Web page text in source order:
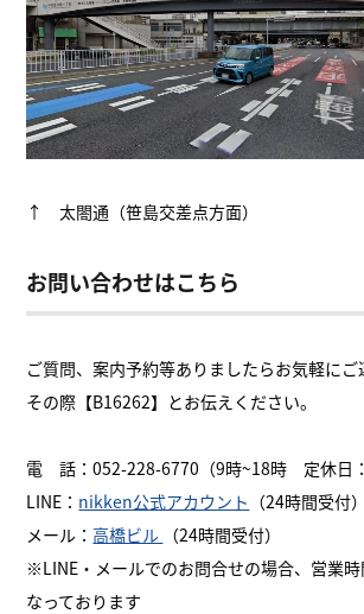
↑ 太閤通（笹島交差点方面）
お問い合わせはこちら
ご質問、案内予約等ありましたらお気軽にご
その際【B16262】とお伝えください。
電 話：052-228-6770（9時~18時 定休日：
LINE： nikken公式アカウント （24時間受付）
メール： 高橋ビル （24時間受付）
※LINE・メールでのお問合せの場合、営業
なっております